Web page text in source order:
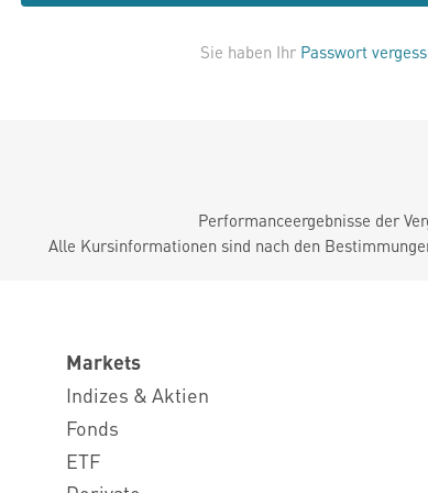
Sie haben Ihr Passwort
Performanceergebnisse der
Alle Kursinformationen sind nach den
Markets
Indizes & Aktien
Fonds
ETF